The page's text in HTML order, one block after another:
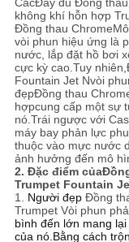
CácĐầy đủ Đồng
không khí hỗn hợp
Đồng thau Chrome
vòi phun hiệu ứng là
nước, lắp đặt hồ bơi
cực kỳ cao.Tuy nhiên,
Fountain Jet Nvòi
đẹpĐồng thau
hợpcung cấp một sự
nó.Trái ngược với
máy bay phản lực
thuộc vào mực nước
ảnh hưởng đến mô
2. Đặc điểm của
Trumpet Fountain
1. Người đẹp Đồng
Trumpet Vòi phun
bình đến lớn mang
của nó.Bằng cách